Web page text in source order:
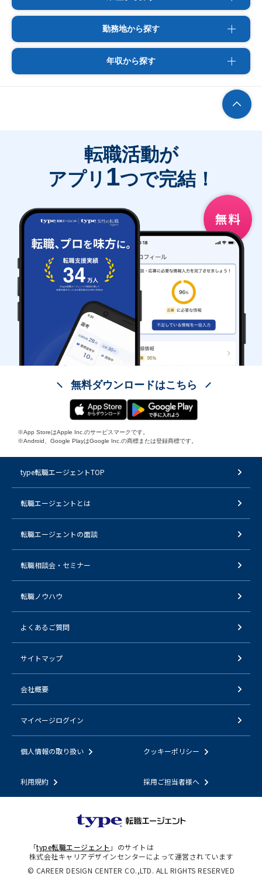
勤務地から探す
年収から探す
転職活動が
アプリ 1つで完結！
無料ダウンロードはこちら
※App StoreはApple Inc.のサービスマークです。
※Android、Google PlayはGoogle Inc.の商標または登録商標です。
type転職エージェントTOP
転職エージェントとは
転職エージェントの面談
転職相談会・セミナー
転職ノウハウ
よくあるご質問
サイトマップ
会社概要
マイページログイン
個人情報の取り扱い クッキーポリシー
利用規約 採用ご担当者様へ
「type転職エージェント 」のサイトは
株式会社キャリアデザインセンターによって運営されています
© CAREER DESIGN CENTER CO.,LTD. ALL RIGHTS RESERVED